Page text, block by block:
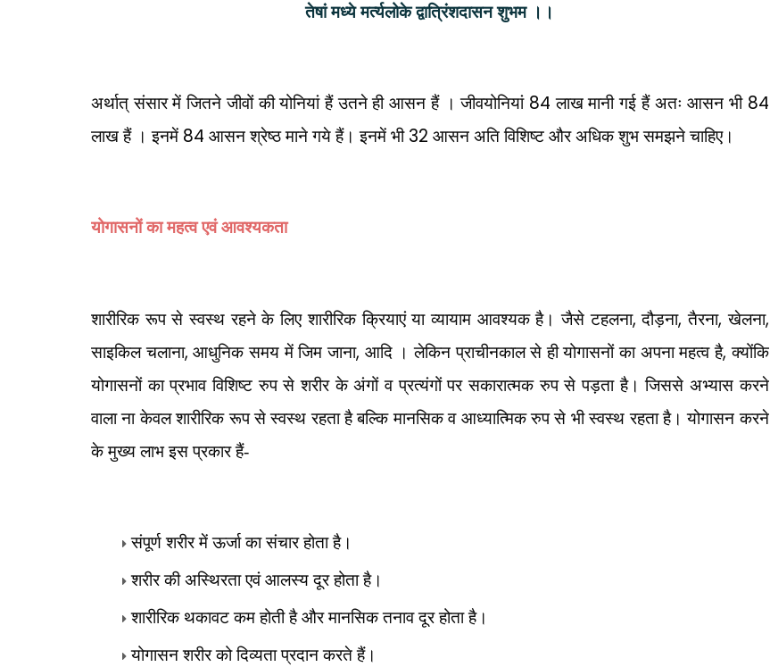
तेषां मध्ये मर्त्यलोके द्वात्रिंशदासन शुभम ।।
अर्थात् संसार में जितने जीवों की योनियां हैं उतने ही आसन हैं । जीवयोनियां 84 लाख मानी गई हैं अतः आसन भी 84
लाख हैं । इनमें 84 आसन श्रेष्ठ माने गये हैं। इनमें भी 32 आसन अति विशिष्ट और अधिक शुभ समझने चाहिए।
योगासनों का महत्व एवं आवश्यकता
शारीरिक रूप से स्वस्थ रहने के लिए शारीरिक क्रियाएं या व्यायाम आवश्यक है। जैसे टहलना,दौड़ना,तैरना,खेलना,
साइकिल चलाना,आधुनिक समय में जिम जाना, आदि । लेकिन प्राचीनकाल से ही योगासनों का अपना महत्व है,क्योंकि
योगासनों का प्रभाव विशिष्ट रुप से शरीर के अंगों व प्रत्यंगों पर सकारात्मक रुप से पड़ता है। जिससे अभ्यास करने
वाला ना केवल शारीरिक रूप से स्वस्थ रहता है बल्कि मानसिक व आध्यात्मिक रुप से भी स्वस्थ रहता है। योगासन करने
के मुख्य लाभ इस प्रकार हैं-
संपूर्ण शरीर में ऊर्जा का संचार होता है।
शरीर की अस्थिरता एवं आलस्य दूर होता है।
शारीरिक थकावट कम होती है और मानसिक तनाव दूर होता है।
योगासन शरीर को दिव्यता प्रदान करते हैं।